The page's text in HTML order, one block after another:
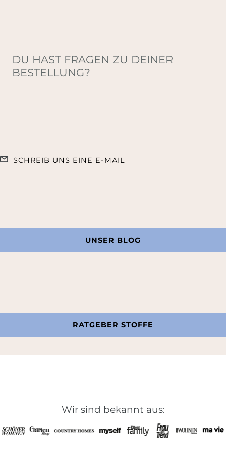
DU HAST FRAGEN ZU DEINER
BESTELLUNG?
SCHREIB UNS EINE E-MAIL
UNSER BLOG
RATGEBER STOFFE
Wir sind bekannt aus: